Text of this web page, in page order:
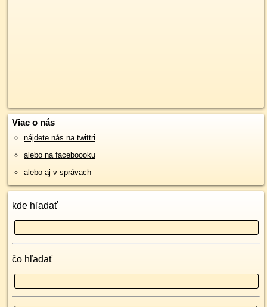
Viac o nás
nájdete nás na twittri
alebo na faceboooku
alebo aj v správach
kde hľadať
čo hľadať